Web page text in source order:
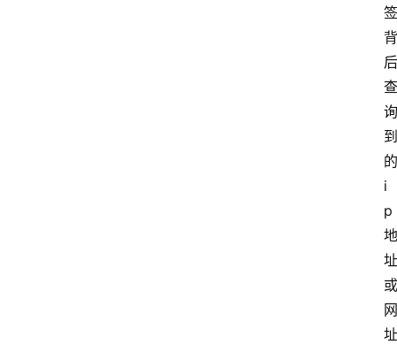
签
背
后
查
询
到
的
i
p
地
址
或
网
址